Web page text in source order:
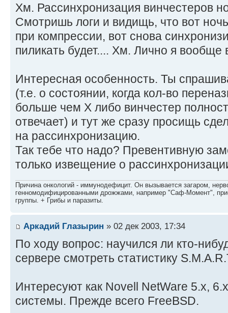
Хм. Рассинхронизация винчестеров
Смотришь логи и видищь, что вот
при компрессии, вот снова
пиликать будет.... Хм. Лично я вообще
Интересная особенность. Ты
(т.е. о состоянии, когда кол-во
больше чем X либо винчестер
отвечает) и тут же сразу просищь
на рассинхронизацию.
Так тебе что надо? Превентивную
только извещение о
Причина онкологий - иммунодефицит. Он вызывается загаром,
генномодифицированными дрожжами, например "Саф-Момент",
группы. + Грибы и паразиты.
Аркадий Глазырин » 02 дек 2003, 17:34
По ходу вопрос: научился ли кто-
сервере смотреть статистику
Интересуют как Novell NetWare 5.x,
системы. Прежде всего FreeBSD.